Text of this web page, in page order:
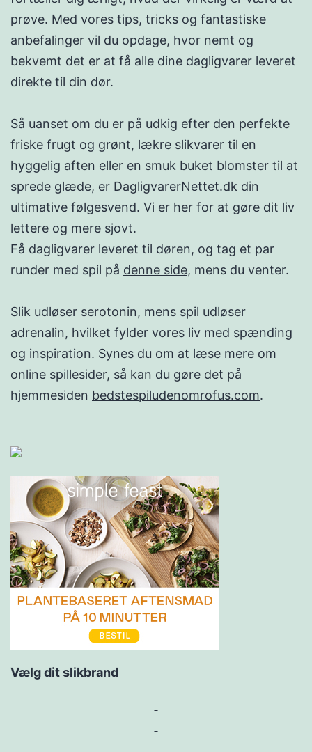
prøve. Med vores tips, tricks og fantastiske
anbefalinger vil du opdage, hvor nemt og
bekvemt det er at få alle dine dagligvarer leveret
direkte til din dør.
Så uanset om du er på udkig efter den perfekte
friske frugt og grønt, lækre slikvarer til en
hyggelig aften eller en smuk buket blomster til at
sprede glæde, er DagligvarerNettet.dk din
ultimative følgesvend. Vi er her for at gøre dit liv
lettere og mere sjovt.
Få dagligvarer leveret til døren, og tag et par
runder med spil på denne side, mens du venter.
Slik udløser serotonin, mens spil udløser
adrenalin, hvilket fylder vores liv med spænding
og inspiration. Synes du om at læse mere om
online spillesider, så kan du gøre det på
hjemmesiden bedstespiludenomrofus.com.
Vælg dit slikbrand